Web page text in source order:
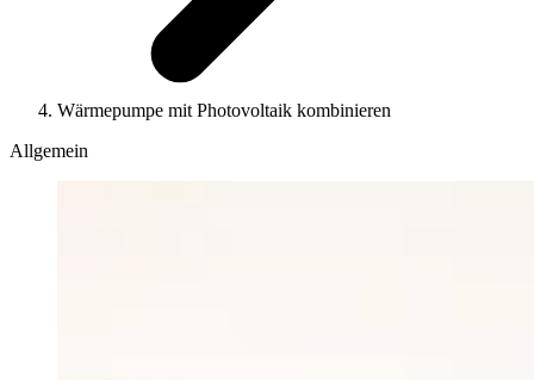
Wärmepumpe mit Photovoltaik kombinieren
Allgemein